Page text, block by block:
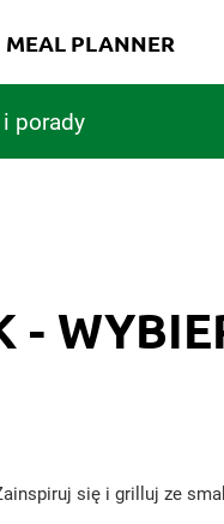
i porady
MEAL PLANNER
się i grilluj ze